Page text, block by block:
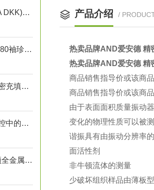
池田屋原装东亚电波DKK(TOA DKK)多用水质计MM-43X
池田屋精品！日本新宇宙XA-380袖珍型可燃气体探测器
池田屋精品！诺伊贝格微量精密充填点胶机 VPA07 参数介绍
数字粉尘仪在工业生产过程监控中的应用
池田屋新品VAT 47.1 XHV射频全金属闸阀47146-CE44正式发布
产品介绍 /
热卖品牌AND爱安德 精
热卖品牌AND爱安德 精
商品销售指导价或该商
商品销售指导价或该商
由于表面面积质量振动
变化的物理性质可以被
谐振具有由振动分辨率
面活性剂
非牛顿流体的测量
少破坏组织样品由薄板